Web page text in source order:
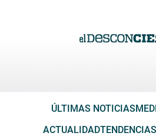
ÚLTIMAS NOTICIAS
ACTUALIDADTENDENCIAS